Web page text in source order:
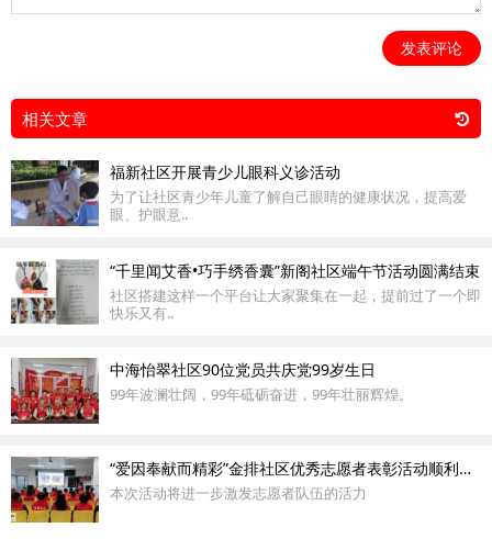
发表评论
相关文章
福新社区开展青少儿眼科义诊活动
为了让社区青少年儿童了解自己眼睛的健康状况，提高爱
眼、护眼意..
“千里闻艾香•巧手绣香囊”新阁社区端午节活动圆满结束
社区搭建这样一个平台让大家聚集在一起，提前过了一个即
快乐又有..
中海怡翠社区90位党员共庆党99岁生日
99年波澜壮阔，99年砥砺奋进，99年壮丽辉煌。
“爱因奉献而精彩”金排社区优秀志愿者表彰活动顺利开展
本次活动将进一步激发志愿者队伍的活力